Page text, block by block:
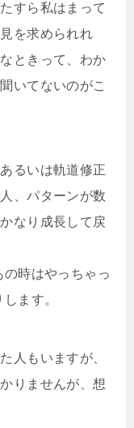
すら私はまって
を求められれ
ときって、わか
いてないのがこ
るいは軌道修正
、パターンが数
なり成長して戻
の時はやっちゃっ
ます。
人もいますが、
りませんが、想